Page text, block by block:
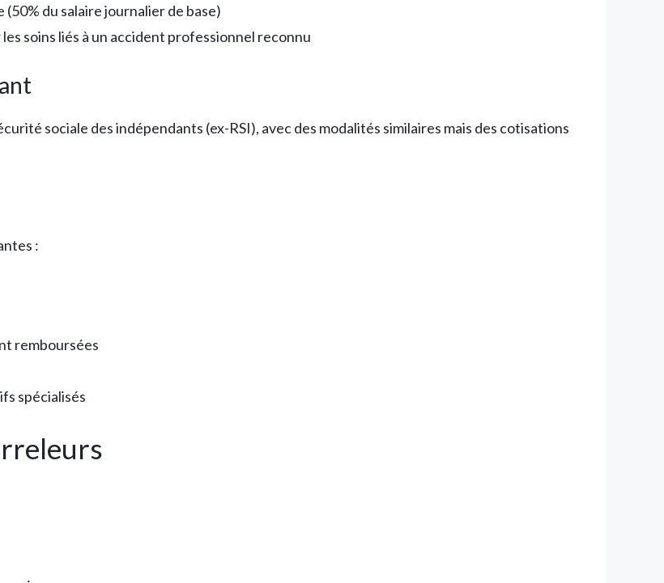
(50% du salaire journalier de base)
les soins liés à un accident professionnel reconnu
sociale des indépendants (ex-RSI), avec des modalités similaires mais des cotisations
:
remboursées
spécialisés